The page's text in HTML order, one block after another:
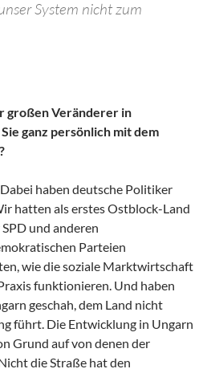
System nicht zum
großen Veränderer in
ganz persönlich mit dem
haben deutsche Politiker
hatten als erstes Ostblock-Land
und anderen
Parteien
wie die soziale Marktwirtschaft
funktionieren. Und haben
geschah, dem Land nicht
führt. Die Entwicklung in Ungarn
Grund auf von denen der
die Straße hat den